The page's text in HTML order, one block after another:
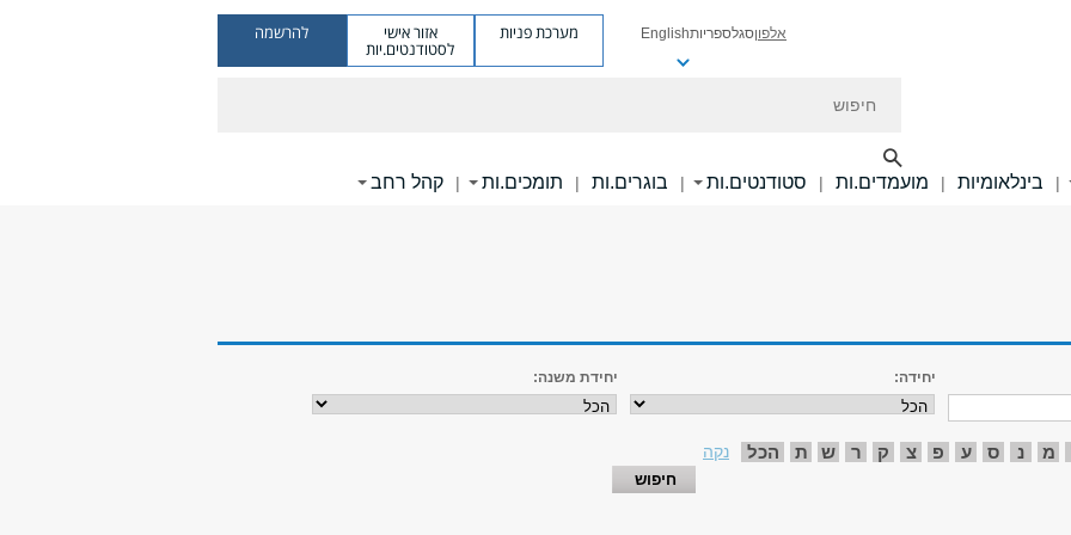
אלפוןסגלספריותEnglish מערכת פניות אזור אישי
לסטודנטים.יות
להרשמה
| בינלאומיות | מועמדים.ות | סטודנטים.ות | בוגרים.ות | תומכים.ות | קהל רחב
יחידה: יחידת משנה:
מ נ ס ע פ צ ק ר ש ת הכל נקה